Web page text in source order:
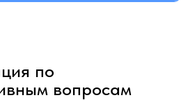
по
вопросам